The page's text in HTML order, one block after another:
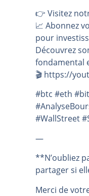
👉️ Visitez
📈 Abonnez
pour
Découvrez
fondamental
🎬️ https://
#btc #eth
#WallStreet
—
**N’oubliez
partager si
Merci de